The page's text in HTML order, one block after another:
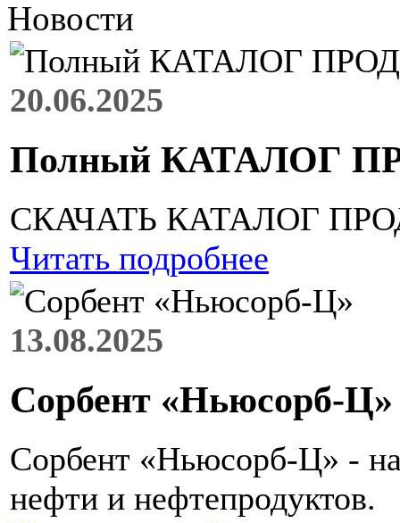
Новости
20.06.2025
Полный КАТАЛОГ
СКАЧАТЬ КАТАЛОГ
Читать подробнее
13.08.2025
Сорбент «Ньюсорб-Ц»
Сорбент «Ньюсорб-Ц» -
нефти и нефтепродуктов.